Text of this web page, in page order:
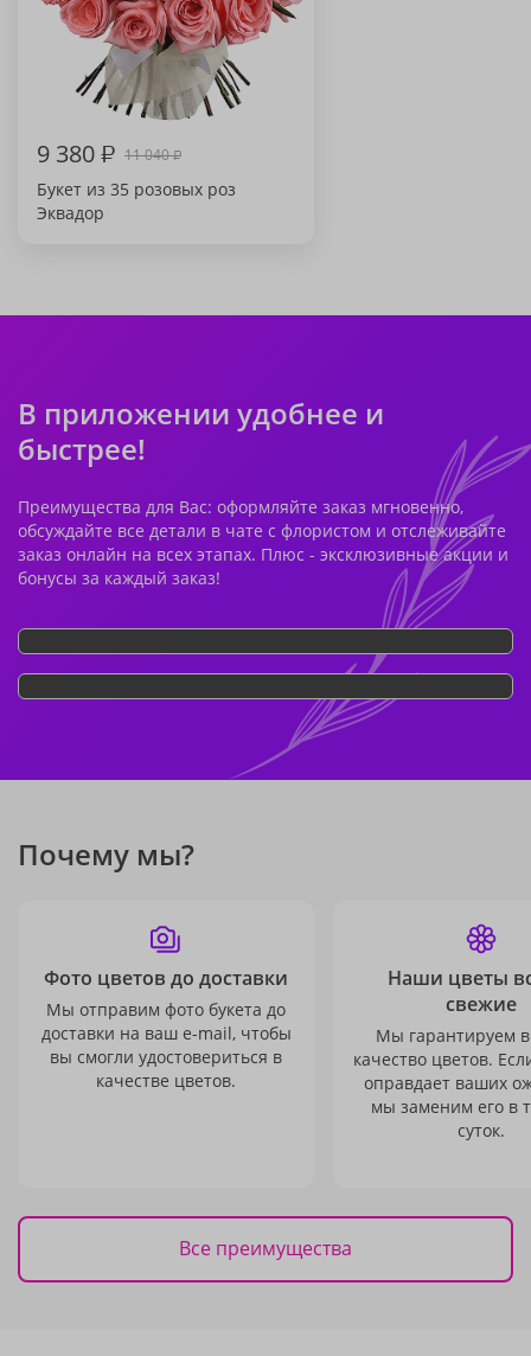
9 380₽ 11 040₽
Букет из 35 розовых роз
Эквадор
В приложении удобнее и
быстрее!
Преимущества для Вас: оформляйте заказ мгновенно,
обсуждайте все детали в чате с флористом и отслеживайте
заказ онлайн на всех этапах. Плюс - эксклюзивные акции и
бонусы за каждый заказ!
Почему мы?
Фото цветов до доставки
Мы отправим фото букета до
доставки на ваш e-mail, чтобы
вы смогли удостовериться в
качестве цветов.
Наши цветы
свежие
Мы гарантируем
качество цветов.
оправдает ваших
мы заменим его в
суток.
Все преимущества